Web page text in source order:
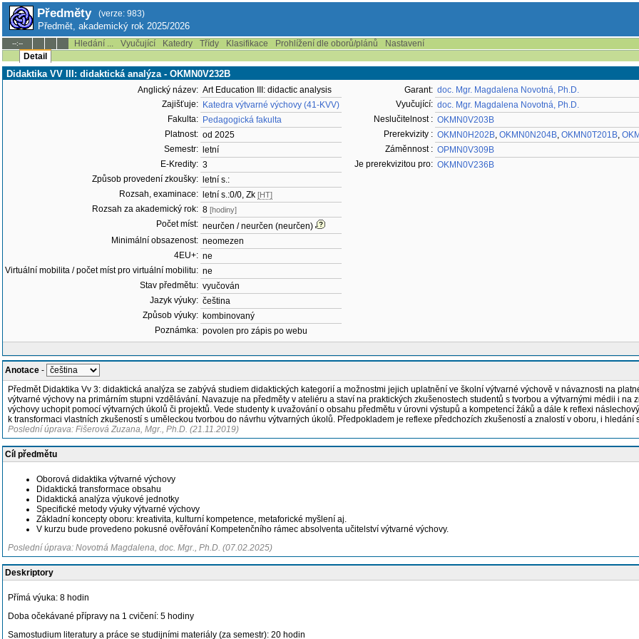
Předměty (verze: 983)
Předmět, akademický rok 2025/2026
--:-- Hledání ... Vyučující Katedry Třídy Klasifikace Prohlížení dle oborů/plánů
Nastavení
Detail
Didaktika VV III: didaktická analýza - OKMN0V232B
Anglický název: Art Education III: didactic analysis
Zajišťuje: Katedra výtvarné výchovy (41-KVV)
Fakulta: Pedagogická fakulta
Platnost: od 2025
Semestr:
letní
E-Kredity: 3
Způsob provedení zkoušky:
letní s.:
Rozsah, examinace:
letní s.:0/0, Zk [HT]
Rozsah za akademický rok: 8 [hodiny]
Počet míst: neurčen / neurčen (neurčen)
Minimální obsazenost: neomezen
4EU+: ne
Virtuální mobilita / počet míst pro virtuální mobilitu: ne
Stav předmětu: vyučován
Jazyk výuky: čeština
Způsob výuky: kombinovaný
Poznámka: povolen pro zápis po webu
Garant: doc. Mgr. Magdalena Novotná, Ph.D.
Vyučující: doc. Mgr. Magdalena Novotná, Ph.D.
Neslučitelnost : OKMN0V203B
Prerekvizity : OKMN0H202B, OKMN0N204B, OKMN0T201B,
Záměnnost : OPMN0V309B
Je prerekvizitou pro: OKMN0V236B
Anotace -
Předmět Didaktika Vv 3: didaktická analýza se zabývá studiem didaktických kategorií a možnostmi jejich uplatnění ve školní výtvarné výchově v návaznosti na
výtvarné výchovy na primárním stupni vzdělávání. Navazuje na předměty v ateliéru a staví na praktických zkušenostech studentů s tvorbou a výtvarnými médii i
výchovy uchopit pomocí výtvarných úkolů či projektů. Vede studenty k uvažování o obsahu předmětu v úrovni výstupů a kompetencí žáků a dále k reflexi
k transformaci vlastních zkušeností s uměleckou tvorbou do návrhu výtvarných úkolů. Předpokladem je reflexe předchozích zkušeností a znalostí v oboru, i
Poslední úprava: Fišerová Zuzana, Mgr., Ph.D. (21.11.2019)
Cíl předmětu
Oborová didaktika výtvarné výchovy
Didaktická transformace obsahu
Didaktická analýza výukové jednotky
Specifické metody výuky výtvarné výchovy
Základní koncepty oboru: kreativita, kulturní kompetence, metaforické myšlení aj.
V kurzu bude provedeno pokusné ověřování Kompetenčního rámec absolventa učitelství výtvarné výchovy.
Poslední úprava: Novotná Magdalena, doc. Mgr., Ph.D. (07.02.2025)
Deskriptory
Přímá výuka: 8 hodin
Doba očekávané přípravy na 1 cvičení: 5 hodiny
Samostudium literatury a práce se studijními materiály (za semestr): 20 hodin